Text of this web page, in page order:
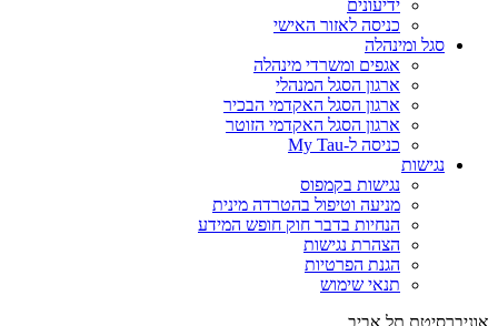
ידיעונים
כניסה לאזור האישי
סגל ומינהלה
אגפים ומשרדי מינהלה
ארגון הסגל המנהלי
ארגון הסגל האקדמי הבכיר
ארגון הסגל האקדמי הזוטר
כניסה ל-My Tau
נגישות
נגישות בקמפוס
מניעה וטיפול בהטרדה מינית
הנחיות בדבר חוק חופש המידע
הצהרת נגישות
הגנת הפרטיות
תנאי שימוש
אוניברסיטת תל אביב